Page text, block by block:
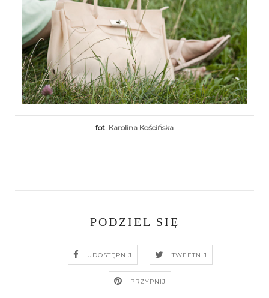
fot. Karolina Kościńska
PODZIEL SIĘ
UDOSTĘPNIJ TWEETNIJ
PRZYPNIJ